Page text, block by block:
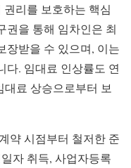
리를 보호하는 핵심
권을 통해 임차인은 최
장받을 수 있으며, 이는
. 임대료 인상률도 연
료 상승으로부터 보
약 시점부터 철저한 준
자 취득, 사업자등록